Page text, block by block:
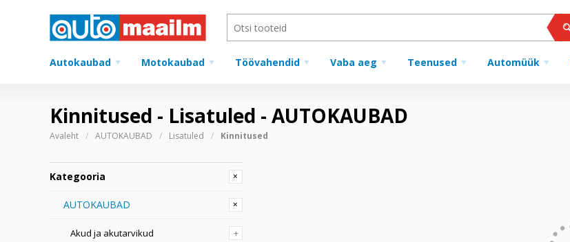
Autokaubad Motokaubad Töövahendid Vaba aeg Teenused Automüük
Kinnitused - Lisatuled - AUTOKAUBAD
Avaleht AUTOKAUBAD Lisatuled Kinnitused